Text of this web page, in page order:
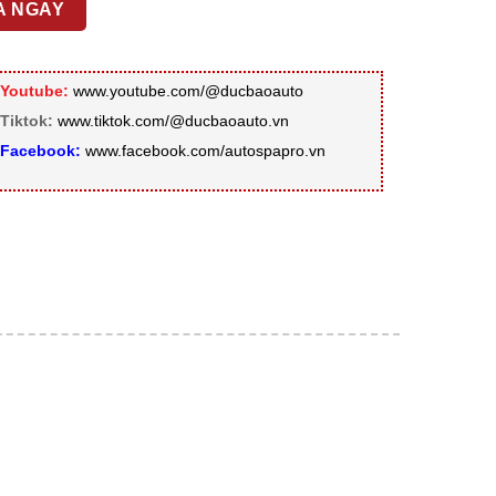
NGAY
Youtube: www.youtube.com/@ducbaoauto
Tiktok: www.tiktok.com/@ducbaoauto.vn
Facebook: www.facebook.com/autospapro.vn